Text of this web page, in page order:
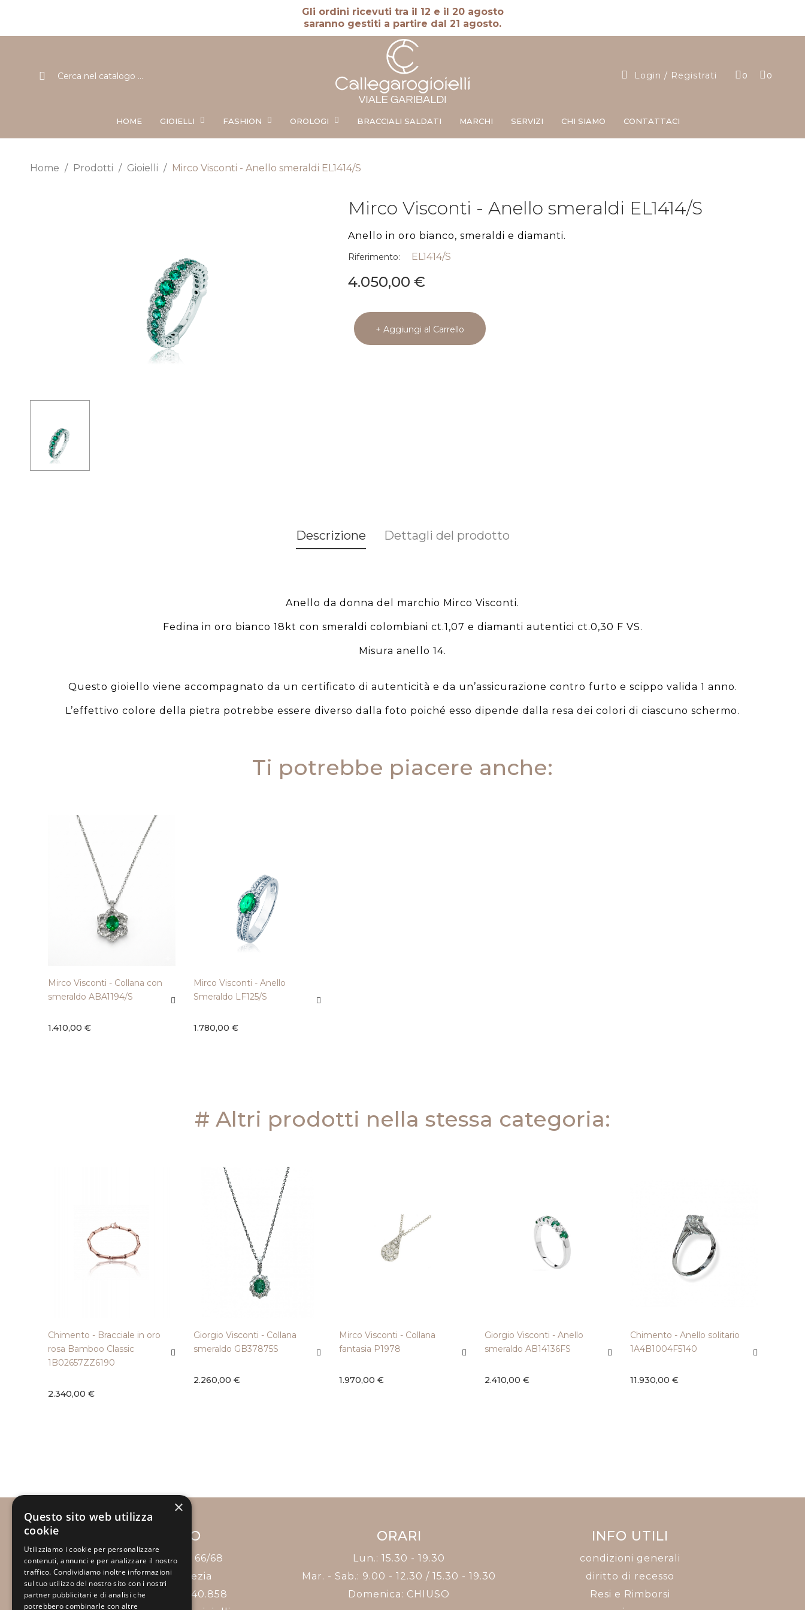
Gli ordini ricevuti tra il 12 e il 20 agosto
saranno gestiti a partire dal 21 agosto.
0
0
Login / Registrati
HOME GIOIELLI FASHION OROLOGI BRACCIALI SALDATI MARCHI SERVIZI CHI SIAMO CONTATTACI
Home Prodotti Gioielli Mirco Visconti - Anello smeraldi EL1414/S
Mirco Visconti - Anello smeraldi EL1414/S
Anello in oro bianco, smeraldi e diamanti.
Riferimento: EL1414/S
4.050,00 €
+ Aggiungi al Carrello
Descrizione Dettagli del prodotto
Anello da donna del marchio Mirco Visconti.
Fedina in oro bianco 18kt con smeraldi colombiani ct.1,07 e diamanti autentici ct.0,30 F VS.
Misura anello 14.
Questo gioiello viene accompagnato da un certificato di autenticità e da un’assicurazione contro furto e scippo valida 1 anno.
L’effettivo colore della pietra potrebbe essere diverso dalla foto poiché esso dipende dalla resa dei colori di ciascuno schermo.
Ti potrebbe piacere anche:
Mirco Visconti - Collana con
smeraldo ABA1194/S
1.410,00 €
Mirco Visconti - Anello
Smeraldo LF125/S
1.780,00 €
# Altri prodotti nella stessa categoria:
Chimento - Bracciale in oro
rosa Bamboo Classic
1B02657ZZ6190
2.340,00 €
Giorgio Visconti - Collana
smeraldo GB37875S
2.260,00 €
Mirco Visconti - Collana
fantasia P1978
1.970,00 €
Giorgio Visconti - Anello
smeraldo AB14136FS
2.410,00 €
Chimento - Anello solitario
1A4B1004F5140
11.930,00 €
NEGOZIO
Viale Garibaldi, 66/68
Mestre - Venezia
Tel.: +39 041 53.40.858
ORARI
Lun.: 15.30 - 19.30
Mar. - Sab.: 9.00 - 12.30 / 15.30 - 19.30
Domenica: CHIUSO
INFO UTILI
condizioni generali
diritto di recesso
Resi e Rimborsi
×
Questo sito web utilizza
cookie
Utilizziamo i cookie per personalizzare
contenuti, annunci e per analizzare il nostro
traffico. Condividiamo inoltre informazioni
sul tuo utilizzo del nostro sito con i nostri
partner pubblicitari e di analisi che
potrebbero combinarle con altre